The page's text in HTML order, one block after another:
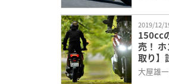
2019/12/
150cc
売！
取り】
ージ目
大屋雄